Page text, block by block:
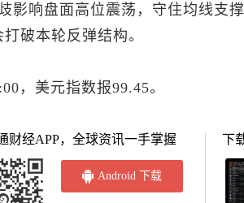
影响盘面高位震荡，守住均线支
破本轮反弹结构。
， 美元指数报99.45。
财经APP，全球资讯一手掌握
Android 下载
下